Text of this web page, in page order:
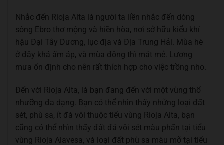
Nhắc đến Rioja Alta là người ta liền nhắc đến dòng
sông Ebro thơ mộng và hiền hòa, nơi sở hữu kiểu khí
hậu Đại Tây Dương, lục địa và Địa Trung Hải. Mùa hè
ở đây khá ấm áp, và mùa đông thì mát mẻ. Lượng
mưa ổn định cho nên rất thích hợp cho việc trồng nho.
Đến với Rioja Alta, là bạn đang đến với một vùng thổ
nhưỡng đa dạng. Bạn có thể nhìn thấy những loại đất
sét, phù sa, ít đá vôi thuộc tiểu vùng Rioja Alta, bạn
cũng có thể nhìn thấy đất đá vôi sét màu phấn tại tiểu
vùng Rioja Alavesa, và loại đất phù sa màu mỡ tại tiểu